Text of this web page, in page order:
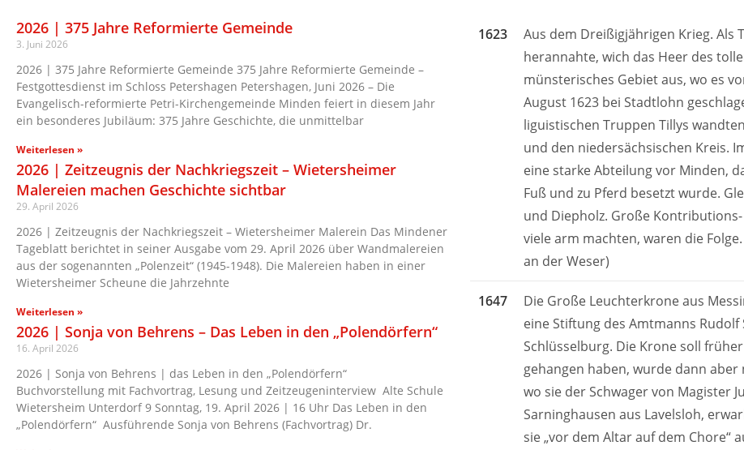
2026 | 375 Jahre Reformierte Gemeinde
3. Juni 2026
2026 | 375 Jahre Reformierte Gemeinde 375 Jahre Reformierte Gemeinde –
Festgottesdienst im Schloss Petershagen Petershagen, Juni 2026 – Die
Evangelisch-reformierte Petri-Kirchengemeinde Minden feiert in diesem Jahr
ein besonderes Jubiläum: 375 Jahre Geschichte, die unmittelbar
Weiterlesen »
2026 | Zeitzeugnis der Nachkriegszeit – Wietersheimer
Malereien machen Geschichte sichtbar
29. April 2026
2026 | Zeitzeugnis der Nachkriegszeit – Wietersheimer Malerein Das Mindener
Tageblatt berichtet in seiner Ausgabe vom 29. April 2026 über Wandmalereien
aus der sogenannten „Polenzeit“ (1945-1948). Die Malereien haben in einer
Wietersheimer Scheune die Jahrzehnte
Weiterlesen »
2026 | Sonja von Behrens – Das Leben in den „Polendörfern“
16. April 2026
2026 | Sonja von Behrens | das Leben in den „Polendörfern“
Buchvorstellung mit Fachvortrag, Lesung und Zeitzeugeninterview Alte Schule
Wietersheim Unterdorf 9 Sonntag, 19. April 2026 | 16 Uhr Das Leben in den
„Polendörfern“ Ausführende Sonja von Behrens (Fachvortrag) Dr.
1623
Aus dem Dreißigjährigen Krieg. Als
herannahte, wich das Heer des
münsterisches Gebiet aus, wo es
August 1623 bei Stadtlohn
liguistischen Truppen Tillys
und den niedersächsischen Kreis.
eine starke Abteilung vor Minden,
Fuß und zu Pferd besetzt wurde.
und Diepholz. Große
viele arm machten, waren die
an der Weser)
1647
Die Große Leuchterkrone aus
eine Stiftung des Amtmanns Rudolf
Schlüsselburg. Die Krone soll
gehangen haben, wurde dann aber
wo sie der Schwager von Magister
Sarninghausen aus Lavelsloh,
sie „vor dem Altar auf dem Chore“